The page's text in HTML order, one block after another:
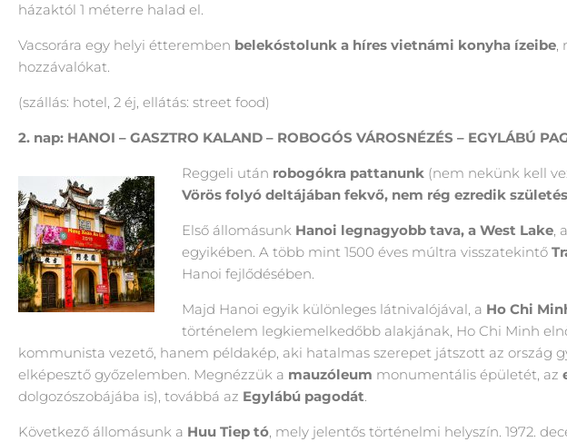
házaktól 1 méterre halad el.
Vacsorára egy helyi étteremben belekóstolunk a híres vietnámi konyha ízeibe,
hozzávalókat.
(szállás: hotel, 2 éj, ellátás: street food)
2. nap: HANOI – GASZTRO KALAND – ROBOGÓS VÁROSNÉZÉS – EGYLÁBÚ
Reggeli után robogókra pattanunk (nem nekünk kell
Vörös folyó deltájában fekvő, nem rég ezredik
Első állomásunk Hanoi legnagyobb tava, a West Lake,
egyikében. A több mint 1500 éves múltra visszatekintő
Hanoi fejlődésében.
Majd Hanoi egyik különleges látnivalójával, a Ho Chi
történelem legkiemelkedőbb alakjának, Ho Chi Minh
kommunista vezető, hanem példakép, aki hatalmas szerepet játszott az ország
elképesztő győzelemben. Megnézzük a mauzóleum monumentális épületét, az
dolgozószobájába is), továbbá az Egylábú pagodát.
Következő állomásunk a Huu Tiep tó, mely jelentős történelmi helyszín. 1972.